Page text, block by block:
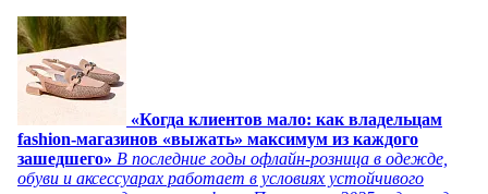
«Когда клиентов мало: как владельцам
fashion-магазинов «выжать» максимум из каждого
зашедшего» В последние годы офлайн-розница в одежде,
обуви и аксессуарах работает в условиях устойчивого